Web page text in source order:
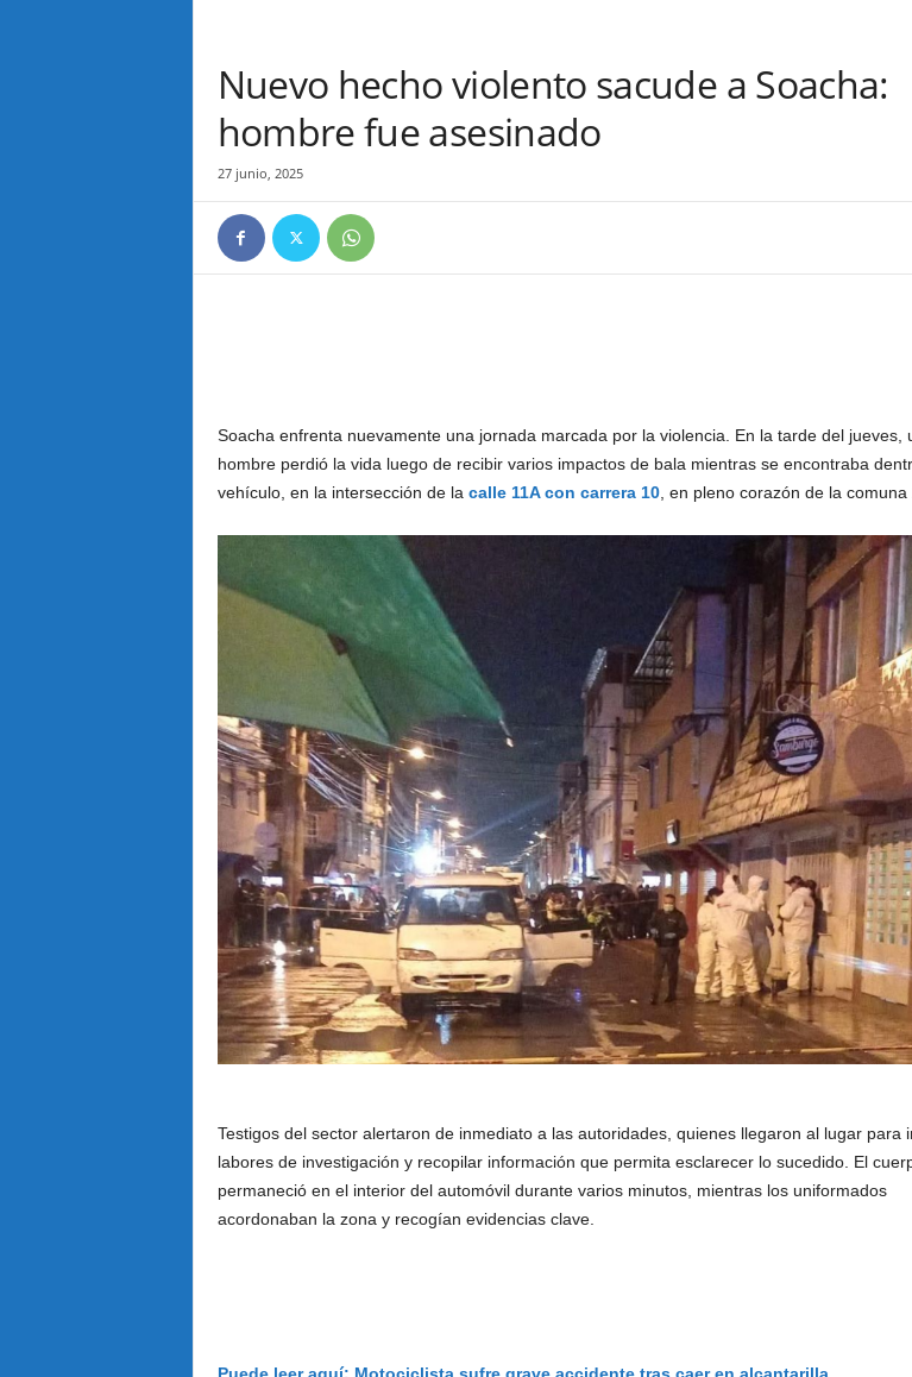
Nuevo hecho violento sacude a Soacha:
hombre fue asesinado
27 junio, 2025
Soacha enfrenta nuevamente una jornada marcada por la violencia. En la tarde del jueves,
hombre perdió la vida luego de recibir varios impactos de bala mientras se encontraba
vehículo, en la intersección de la calle 11A con carrera 10, en pleno corazón de la comuna
Testigos del sector alertaron de inmediato a las autoridades, quienes llegaron al lugar para
labores de investigación y recopilar información que permita esclarecer lo sucedido. El
permaneció en el interior del automóvil durante varios minutos, mientras los uniformados
acordonaban la zona y recogían evidencias clave.